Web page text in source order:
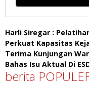
Harli Siregar :
Perkuat Kapasitas
Terima Kunjungan
Bahas Isu Aktual Di
berita